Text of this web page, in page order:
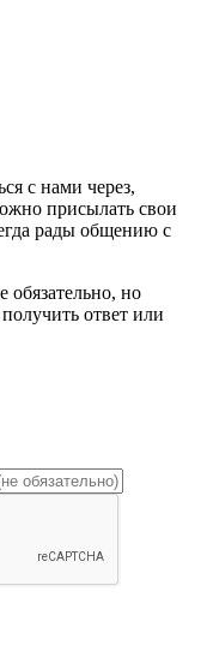
с нами через,
присылать свои
рады общению с
обязательно, но
ответ или